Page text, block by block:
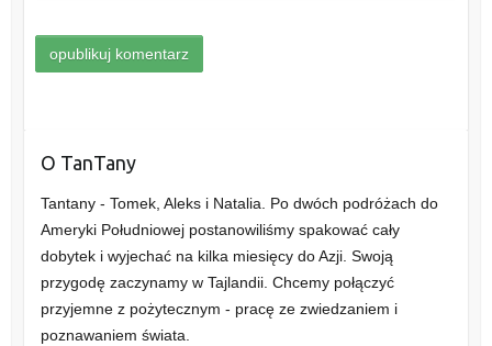
O TanTany
Tantany - Tomek, Aleks i Natalia. Po dwóch podróżach do
Ameryki Południowej postanowiliśmy spakować cały
dobytek i wyjechać na kilka miesięcy do Azji. Swoją
przygodę zaczynamy w Tajlandii. Chcemy połączyć
przyjemne z pożytecznym - pracę ze zwiedzaniem i
poznawaniem świata.